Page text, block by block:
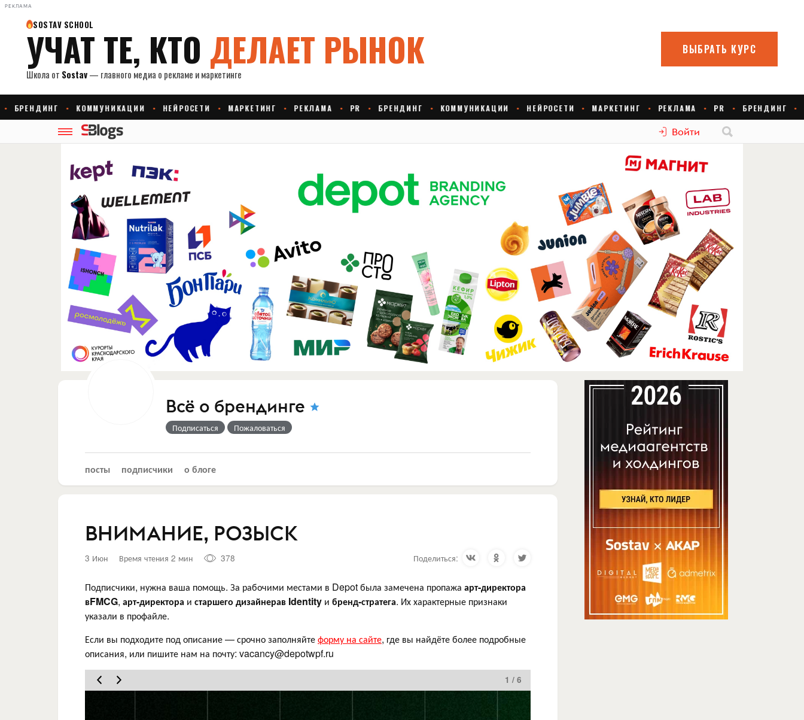
РЕКЛАМА
Войти
Всё о брендинге
Подписаться Пожаловаться
посты подписчики о блоге
ВНИМАНИЕ, РОЗЫСК
3 Июн Время чтения 2 мин 378 Поделиться:
Подписчики, нужна ваша помощь. За рабочими местами в Depot была замечена пропажа арт-директора
вFMCG, арт-директора и старшего дизайнерав Identity и бренд-стратега. Их характерные признаки
указали в профайле.
Если вы подходите под описание — срочно заполняйтеформу на сайте, где вы найдёте более подробные
описания, или пишите нам на почту: vacancy@depotwpf.ru
1 / 6